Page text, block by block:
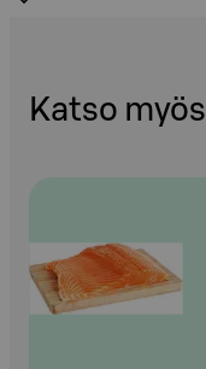
Katso myös